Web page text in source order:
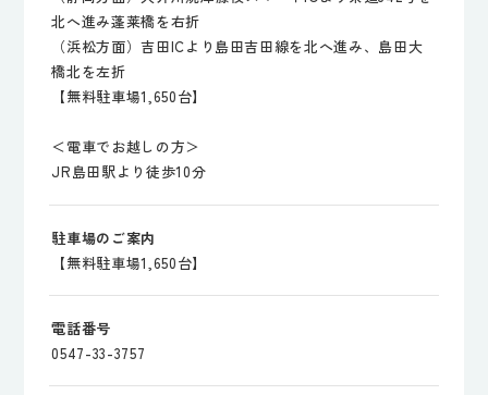
北へ進み蓬莱橋を右折
（浜松方面）吉田ICより島田吉田線を北へ進み、島田大
橋北を左折
【無料駐車場1,650台】
＜電車でお越しの方＞
JR島田駅より徒歩10分
駐車場のご案内
【無料駐車場1,650台】
電話番号
0547-33-3757